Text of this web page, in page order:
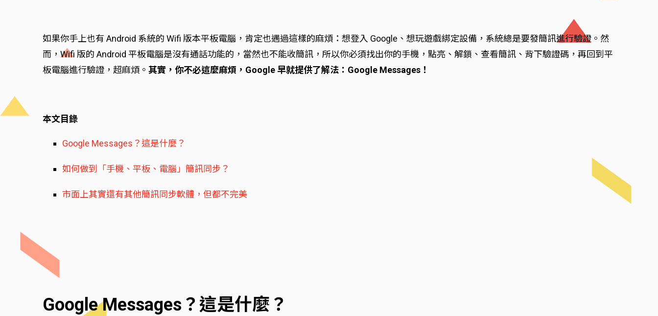
如果你手上也有 Android 系統的 Wifi 版本平板電腦，肯定也遇過這樣的麻煩：想登入 Google、想玩遊戲綁定設備，系統總是要發簡訊進行驗證。然
而，Wifi 版的 Android 平板電腦是沒有通話功能的，當然也不能收簡訊，所以你必須找出你的手機，點亮、解鎖、查看簡訊、背下驗證碼，再回到平
板電腦進行驗證，超麻煩。 其實，你不必這麼麻煩，Google 早就提供了解法：Google Messages！
本文目錄
Google Messages？這是什麼？
如何做到「手機、平板、電腦」簡訊同步？
市面上其實還有其他簡訊同步軟體，但都不完美
Google Messages？這是什麼？